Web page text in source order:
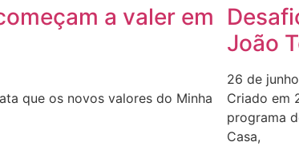
a valer em
que os novos valores do Minha
João
26 de
Criado em
programa
Casa,